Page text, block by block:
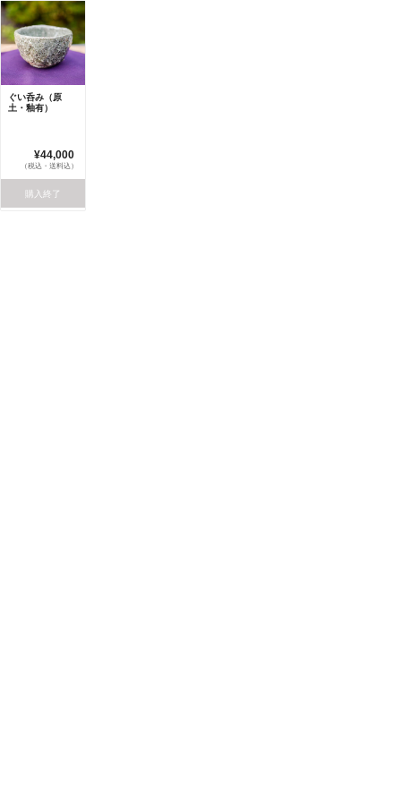
ぐい呑み（原
土・釉有）
¥44,000
（税込・送料込）
購入終了